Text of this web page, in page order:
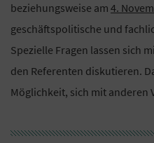
beziehungsweise am 4.
geschäftspolitische und
Spezielle Fragen lassen sich
den Referenten diskutieren.
Möglichkeit, sich mit anderen